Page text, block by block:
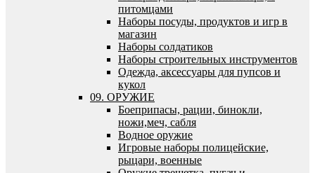
питомцами
Наборы посуды, продуктов и игр в
магазин
Наборы солдатиков
Наборы строительных инструментов
Одежда, аксессуары для пупсов и
кукол
09. ОРУЖИЕ
Боеприпасы, рации, бинокли,
ножи,меч, сабля
Водное оружие
Игровые наборы полицейские,
рыцари, военные